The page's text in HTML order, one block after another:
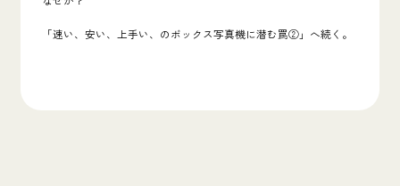
「速い、安い、上手い、のボックス写真機に潜む罠②」へ続く。